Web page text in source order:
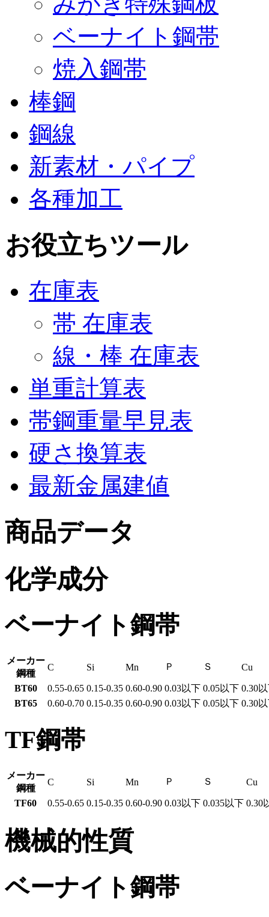
ベーナイト鋼帯
焼入鋼帯
棒鋼
鋼線
新素材・パイプ
各種加工
お役立ちツール
在庫表
帯 在庫表
線・棒 在庫表
単重計算表
帯鋼重量早見表
硬さ換算表
最新金属建値
商品データ
化学成分
ベーナイト鋼帯
メーカー
鋼種
C Si Mn Ｐ Ｓ Cu
BT60 0.55-0.65 0.15-0.35 0.60-0.90 0.03以下 0.05以下 0.30
BT65
0.60-0.70 0.15-0.35 0.60-0.90 0.03以下 0.05以下 0.30
TF鋼帯
メーカー
鋼種
C Si Mn Ｐ Ｓ Cu
TF60 0.55-0.65 0.15-0.35 0.60-0.90 0.03以下 0.035以下 0.30
機械的性質
ベーナイト鋼帯